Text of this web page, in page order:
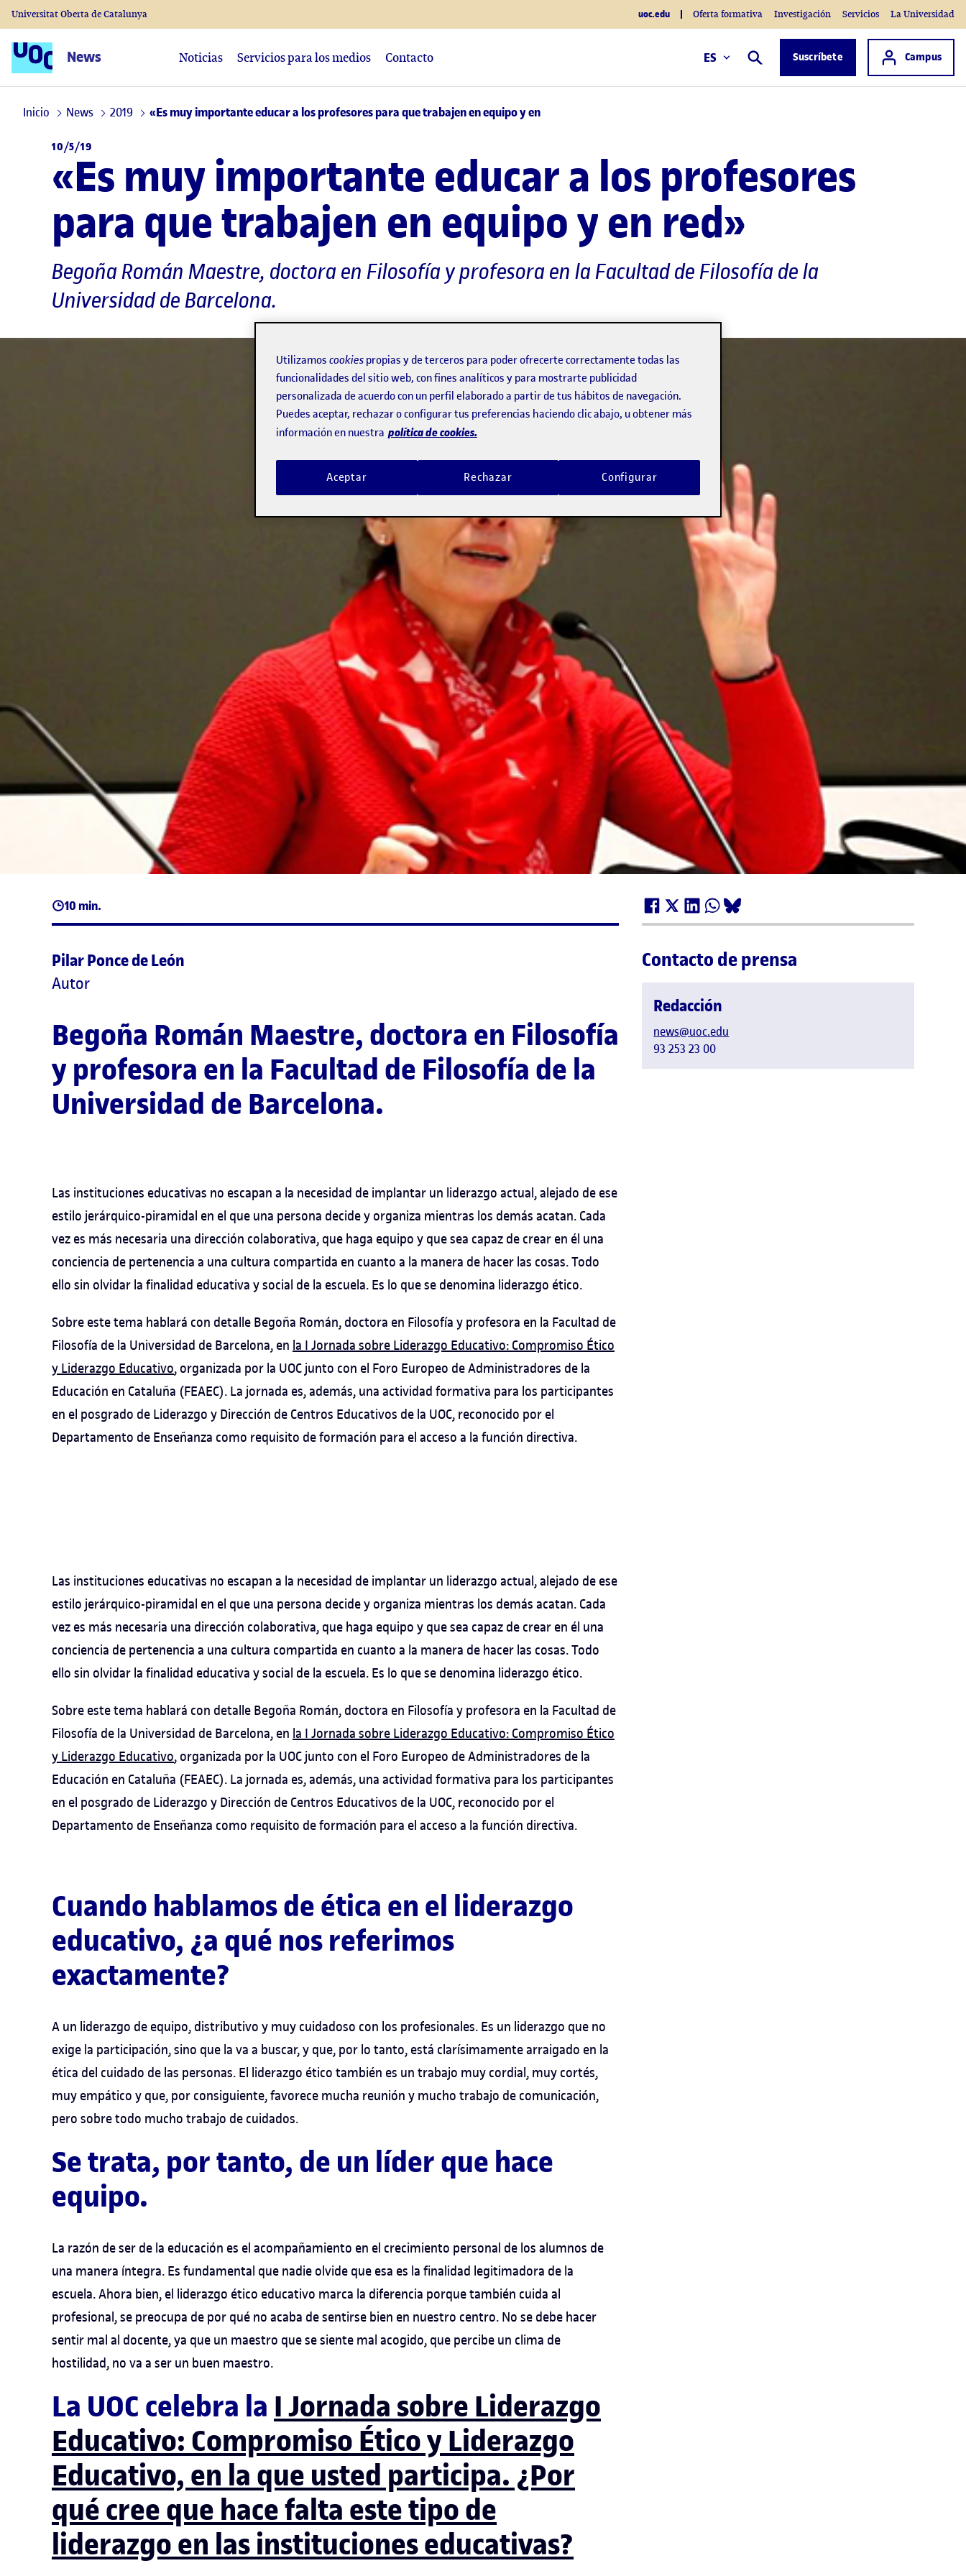
News Buscar Suscríbete Acceso a
Campus
Noticias Servicios para los medios Contacto ES
Universitat Oberta de Catalunya uoc.edu Oferta formativa Investigación Servicios La Universidad
Inicio News 2019 «Es muy importante educar a los profesores para que trabajen en equipo y en
10/5/19
«Es muy importante educar a los profesores
para que trabajen en equipo y en red»
Begoña Román Maestre, doctora en Filosofía y profesora en la Facultad de Filosofía de la
Universidad de Barcelona.
10 min.
Pilar Ponce de León
Autor
Begoña Román Maestre, doctora en Filosofía
y profesora en la Facultad de Filosofía de la
Universidad de Barcelona.
Las instituciones educativas no escapan a la necesidad de implantar un liderazgo actual, alejado de ese
estilo jerárquico-piramidal en el que una persona decide y organiza mientras los demás acatan. Cada
vez es más necesaria una dirección colaborativa, que haga equipo y que sea capaz de crear en él una
conciencia de pertenencia a una cultura compartida en cuanto a la manera de hacer las cosas. Todo
ello sin olvidar la finalidad educativa y social de la escuela. Es lo que se denomina liderazgo ético.
Sobre este tema hablará con detalle Begoña Román, doctora en Filosofía y profesora en la Facultad de
Filosofía de la Universidad de Barcelona, en la I Jornada sobre Liderazgo Educativo: Compromiso Ético
y Liderazgo Educativo, organizada por la UOC junto con el Foro Europeo de Administradores de la
Educación en Cataluña (FEAEC). La jornada es, además, una actividad formativa para los participantes
en el posgrado de Liderazgo y Dirección de Centros Educativos de la UOC, reconocido por el
Departamento de Enseñanza como requisito de formación para el acceso a la función directiva.
Las instituciones educativas no escapan a la necesidad de implantar un liderazgo actual, alejado de ese
estilo jerárquico-piramidal en el que una persona decide y organiza mientras los demás acatan. Cada
vez es más necesaria una dirección colaborativa, que haga equipo y que sea capaz de crear en él una
conciencia de pertenencia a una cultura compartida en cuanto a la manera de hacer las cosas. Todo
ello sin olvidar la finalidad educativa y social de la escuela. Es lo que se denomina liderazgo ético.
Sobre este tema hablará con detalle Begoña Román, doctora en Filosofía y profesora en la Facultad de
Filosofía de la Universidad de Barcelona, en la I Jornada sobre Liderazgo Educativo: Compromiso Ético
y Liderazgo Educativo, organizada por la UOC junto con el Foro Europeo de Administradores de la
Educación en Cataluña (FEAEC). La jornada es, además, una actividad formativa para los participantes
en el posgrado de Liderazgo y Dirección de Centros Educativos de la UOC, reconocido por el
Departamento de Enseñanza como requisito de formación para el acceso a la función directiva.
Cuando hablamos de ética en el liderazgo
educativo, ¿a qué nos referimos
exactamente?
A un liderazgo de equipo, distributivo y muy cuidadoso con los profesionales. Es un liderazgo que no
exige la participación, sino que la va a buscar, y que, por lo tanto, está clarísimamente arraigado en la
ética del cuidado de las personas. El liderazgo ético también es un trabajo muy cordial, muy cortés,
muy empático y que, por consiguiente, favorece mucha reunión y mucho trabajo de comunicación,
pero sobre todo mucho trabajo de cuidados.
Se trata, por tanto, de un líder que hace
equipo.
La razón de ser de la educación es el acompañamiento en el crecimiento personal de los alumnos de
una manera íntegra. Es fundamental que nadie olvide que esa es la finalidad legitimadora de la
escuela. Ahora bien, el liderazgo ético educativo marca la diferencia porque también cuida al
profesional, se preocupa de por qué no acaba de sentirse bien en nuestro centro. No se debe hacer
sentir mal al docente, ya que un maestro que se siente mal acogido, que percibe un clima de
hostilidad, no va a ser un buen maestro.
La UOC celebra la I Jornada sobre Liderazgo
Educativo: Compromiso Ético y Liderazgo
Educativo, en la que usted participa. ¿Por
qué cree que hace falta este tipo de
liderazgo en las instituciones educativas?
Contacto de prensa
Redacción
news@uoc.edu
93 253 23 00
Utilizamos cookies propias y de terceros para poder ofrecerte correctamente todas las
funcionalidades del sitio web, con fines analíticos y para mostrarte publicidad
personalizada de acuerdo con un perfil elaborado a partir de tus hábitos de navegación.
Puedes aceptar, rechazar o configurar tus preferencias haciendo clic abajo, u obtener más
información en nuestra política de cookies.
Rechazar
Aceptar Configurar